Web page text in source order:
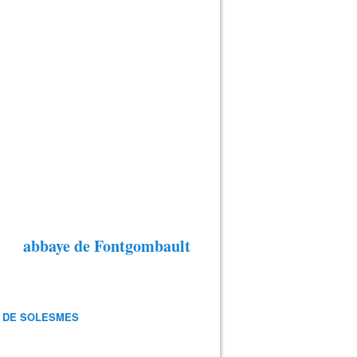
abbaye de Fontgombault
SOLESMES